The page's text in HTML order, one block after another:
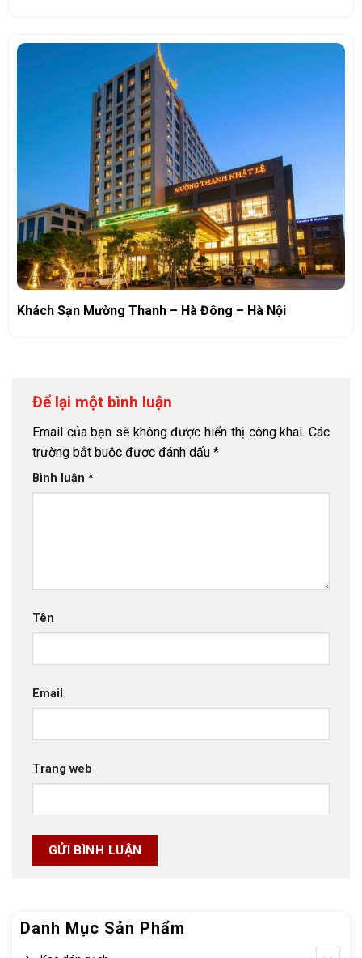
Danh Mục Sản Phẩm
Khách Sạn Mường Thanh – Hà Đông – Hà Nội
Để lại một bình luận
Email của bạn sẽ không được hiển thị công khai. Các
trường bắt buộc được đánh dấu *
Bình luận *
Tên
Email
Trang web